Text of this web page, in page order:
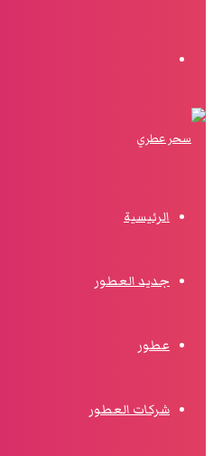
الرئيسية
جديد العطور
عطور
شركات العطور